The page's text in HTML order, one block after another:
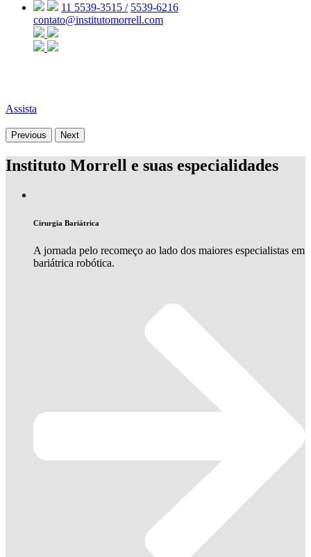
11 5539-3515 / 5539-6216
contato@institutomorrell.com
Assista
Previous Next
Instituto Morrell e suas especialidades
Cirurgia Bariátrica
A jornada pelo recomeço ao lado dos maiores especialistas em
bariátrica robótica.